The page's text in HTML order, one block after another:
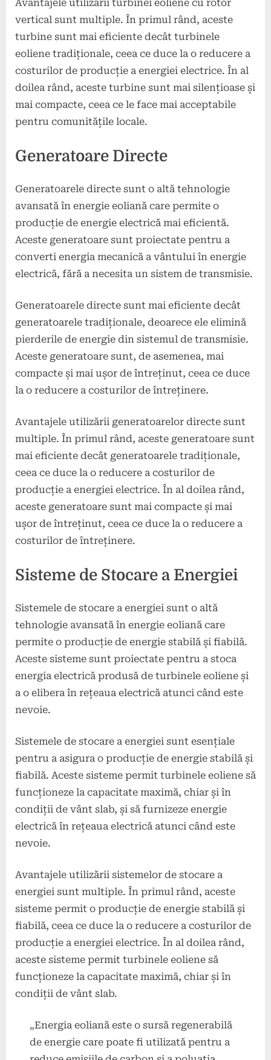
Avantajele utilizării turbinei eoliene cu rotor
vertical sunt multiple. În primul rând, aceste
turbine sunt mai eficiente decât turbinele
eoliene tradiționale, ceea ce duce la o reducere a
costurilor de producție a energiei electrice. În al
doilea rând, aceste turbine sunt mai silențioase și
mai compacte, ceea ce le face mai acceptabile
pentru comunitățile locale.
Generatoare Directe
Generatoarele directe sunt o altă tehnologie
avansată în energie eoliană care permite o
producție de energie electrică mai eficientă.
Aceste generatoare sunt proiectate pentru a
converti energia mecanică a vântului în energie
electrică, fără a necesita un sistem de transmisie.
Generatoarele directe sunt mai eficiente decât
generatoarele tradiționale, deoarece ele elimină
pierderile de energie din sistemul de transmisie.
Aceste generatoare sunt, de asemenea, mai
compacte și mai ușor de întreținut, ceea ce duce
la o reducere a costurilor de întreținere.
Avantajele utilizării generatoarelor directe sunt
multiple. În primul rând, aceste generatoare sunt
mai eficiente decât generatoarele tradiționale,
ceea ce duce la o reducere a costurilor de
producție a energiei electrice. În al doilea rând,
aceste generatoare sunt mai compacte și mai
ușor de întreținut, ceea ce duce la o reducere a
costurilor de întreținere.
Sisteme de Stocare a Energiei
Sistemele de stocare a energiei sunt o altă
tehnologie avansată în energie eoliană care
permite o producție de energie stabilă și fiabilă.
Aceste sisteme sunt proiectate pentru a stoca
energia electrică produsă de turbinele eoliene și
a o elibera în rețeaua electrică atunci când este
nevoie.
Sistemele de stocare a energiei sunt esențiale
pentru a asigura o producție de energie stabilă și
fiabilă. Aceste sisteme permit turbinele eoliene să
funcționeze la capacitate maximă, chiar și în
condiții de vânt slab, și să furnizeze energie
electrică în rețeaua electrică atunci când este
nevoie.
Avantajele utilizării sistemelor de stocare a
energiei sunt multiple. În primul rând, aceste
sisteme permit o producție de energie stabilă și
fiabilă, ceea ce duce la o reducere a costurilor de
producție a energiei electrice. În al doilea rând,
aceste sisteme permit turbinele eoliene să
funcționeze la capacitate maximă, chiar și în
condiții de vânt slab.
„Energia eoliană este o sursă regenerabilă
de energie care poate fi utilizată pentru a